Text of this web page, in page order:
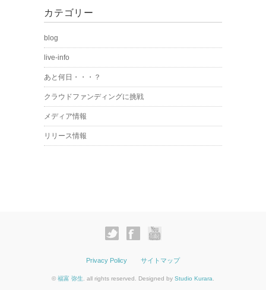
カテゴリー
blog
live-info
あと何日・・・？
クラウドファンディングに挑戦
メディア情報
リリース情報
Privacy Policy サイトマップ
© 福富 弥生 . all rights reserved. Designed by Studio Kurara